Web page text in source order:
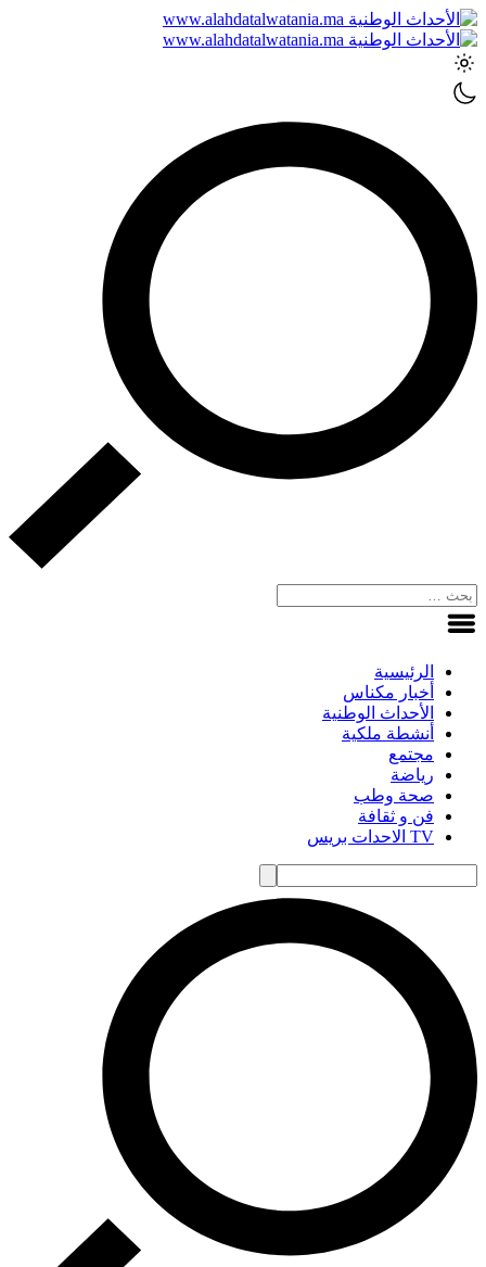
الرئيسية
أخبار مكناس
الأحداث الوطنية
أنشطة ملكية
مجتمع
رياضة
صحة وطب
فن و ثقافة
TV الاحدات بريس